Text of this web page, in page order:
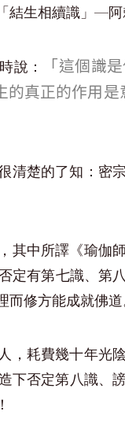
生相續識」—阿
說：
「這個識
真正的作用是
清楚的了知：密
其中所譯《瑜伽
定有第七識、第
修方能成就佛道
，耗費幾十年光
下否定第八識、